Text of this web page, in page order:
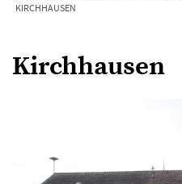
KIRCHHAUSEN
Kirchhausen